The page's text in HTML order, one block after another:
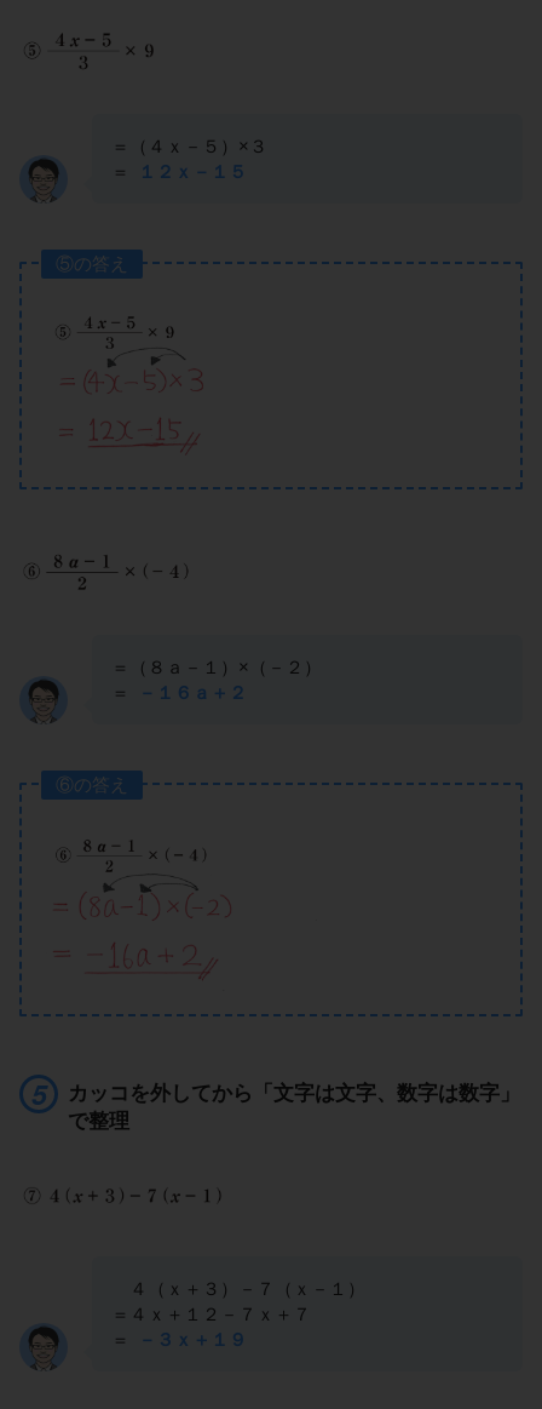
＝（４ｘ－５）×３
＝
１２ｘ－１５
⑤の答え
＝（８ａ－１）×（－２）
＝
－１６ａ＋２
⑥の答え
カッコを外してから「文字は文字、数字は数字」
で整理
４（ｘ＋３）－７（ｘ－１）
＝４ｘ＋１２－７ｘ＋７
＝
－３ｘ＋１９